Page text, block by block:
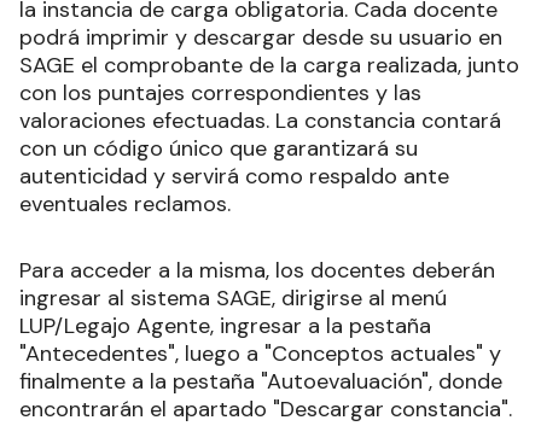
la instancia de carga obligatoria. Cada docente
podrá imprimir y descargar desde su usuario en
SAGE el comprobante de la carga realizada, junto
con los puntajes correspondientes y las
valoraciones efectuadas. La constancia contará
con un código único que garantizará su
autenticidad y servirá como respaldo ante
eventuales reclamos.
Para acceder a la misma, los docentes deberán
ingresar al sistema SAGE, dirigirse al menú
LUP/Legajo Agente, ingresar a la pestaña
"Antecedentes", luego a "Conceptos actuales" y
finalmente a la pestaña "Autoevaluación", donde
encontrarán el apartado "Descargar constancia".